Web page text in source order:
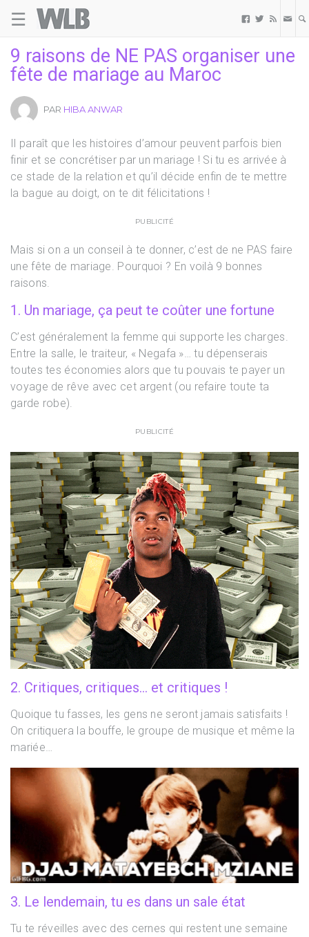
☰   
9 raisons de NE PAS organiser une
fête de mariage au Maroc
PAR HIBA ANWAR
Il paraît que les histoires d’amour peuvent parfois bien
finir et se concrétiser par un mariage ! Si tu es arrivée à
ce stade de la relation et qu’il décide enfin de te mettre
la bague au doigt, on te dit félicitations !
PUBLICITÉ
Mais si on a un conseil à te donner, c’est de ne PAS faire
une fête de mariage. Pourquoi ? En voilà 9 bonnes
raisons.
1. Un mariage, ça peut te coûter une fortune
C’est généralement la femme qui supporte les charges.
Entre la salle, le traiteur, « Negafa »… tu dépenserais
toutes tes économies alors que tu pouvais te payer un
voyage de rêve avec cet argent (ou refaire toute ta
garde robe).
PUBLICITÉ
2. Critiques, critiques… et critiques !
Quoique tu fasses, les gens ne seront jamais satisfaits !
On critiquera la bouffe, le groupe de musique et même la
mariée…
3. Le lendemain, tu es dans un sale état
Tu te réveilles avec des cernes qui restent une semaine